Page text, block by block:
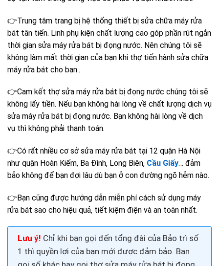
👉Trung tâm trang bị hệ thống thiết bị sửa chữa máy rửa
bát tân tiến. Linh phụ kiện chất lượng cao góp phần rút ngắn
thời gian sửa máy rửa bát bị đọng nước. Nên chúng tôi sẽ
không làm mất thời gian của bạn khi thợ tiến hành sửa chữa
máy rửa bát cho bạn..
👉Cam kết thợ sửa máy rửa bát bị đọng nước chúng tôi sẽ
không lấy tiền. Nếu bạn không hài lòng về chất lượng dịch vụ
sửa máy rửa bát bị đọng nước. Bạn không hài lòng về dịch
vụ thì không phải thanh toán.
👉Có rất nhiều cơ sở sửa máy rửa bát tại 12 quận Hà Nội
như quận Hoàn Kiếm, Ba Đình, Long Biên, Cầu Giấy… đảm
bảo không để bạn đợi lâu dù bạn ở con đường ngõ hẻm nào.
👉Bạn cũng được hướng dẫn miễn phí cách sử dụng máy
rửa bát sao cho hiệu quả, tiết kiệm điện và an toàn nhất.
Lưu ý! Chỉ khi bạn gọi đến tổng đài của Bảo trì số
1 thì quyền lợi của bạn mới được đảm bảo. Bạn